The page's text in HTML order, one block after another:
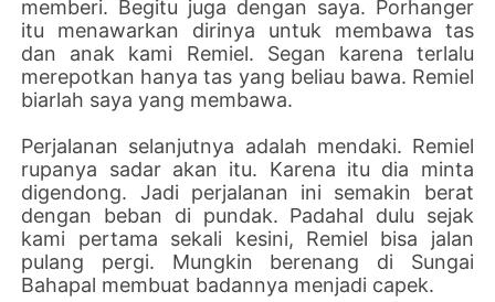
memberi. Begitu juga dengan saya. Porhanger
itu menawarkan dirinya untuk membawa tas
dan anak kami Remiel. Segan karena terlalu
merepotkan hanya tas yang beliau bawa. Remiel
biarlah saya yang membawa.
Perjalanan selanjutnya adalah mendaki. Remiel
rupanya sadar akan itu. Karena itu dia minta
digendong. Jadi perjalanan ini semakin berat
dengan beban di pundak. Padahal dulu sejak
kami pertama sekali kesini, Remiel bisa jalan
pulang pergi. Mungkin berenang di Sungai
Bahapal membuat badannya menjadi capek.